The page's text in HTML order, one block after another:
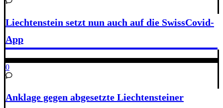
Liechtenstein setzt nun auch auf die SwissCovid-
App
0
Anklage gegen abgesetzte Liechtensteiner